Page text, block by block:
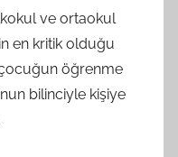
ve ortaokul
en kritik olduğu
öğrenme
bilinciyle kişiye